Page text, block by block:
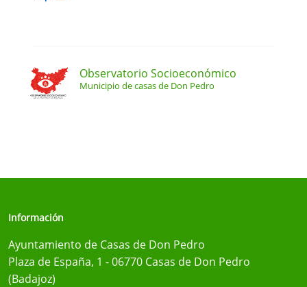
Observatorio Socioeconómico
Municipio de casas de Don Pedro
Información
Ayuntamiento de Casas de Don Pedro
Plaza de España, 1 - 06770 Casas de Don Pedro
(Badajoz)